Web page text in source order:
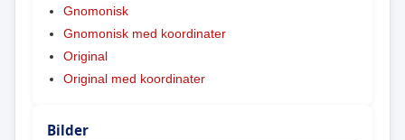
Gnomonisk
Gnomonisk med koordinater
Original
Original med koordinater
Bilder